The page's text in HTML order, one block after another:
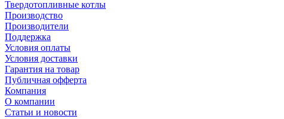
Твердотопливные котлы
Производство
Производители
Поддержка
Условия оплаты
Условия доставки
Гарантия на товар
Публичная офферта
Компания
О компании
Статьи и новости